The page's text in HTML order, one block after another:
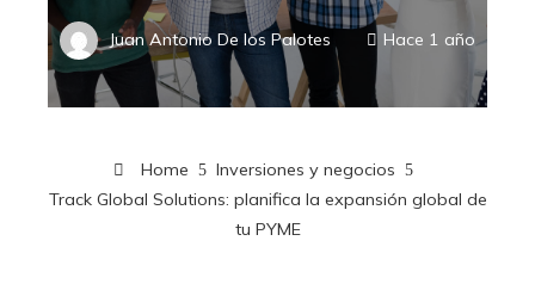
Juan Antonio De los Palotes Hace 1 año
Home
Inversiones y negocios
Track Global Solutions: planifica la expansión global de
tu PYME